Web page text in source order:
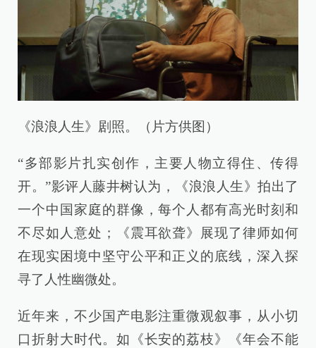
《浪浪人生》剧照。（片方供图）
“多部影片扎实创作，主要人物立得住、传得
开。”影评人藤井树认为，《浪浪人生》拍出了
一个中国家庭的群像，每个人都有高光时刻和
不尽如人意处；《震耳欲聋》展现了律师如何
在现实困境中坚守公平和正义的底线，深入探
寻了人性幽微处。
近年来，不少国产电影注重微观叙事，从小切
口折射大时代。如《长安的荔枝》《年会不能